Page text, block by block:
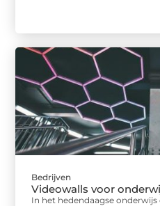
Bedrijven
Videowalls voor
In het hedendaagse onderwijs